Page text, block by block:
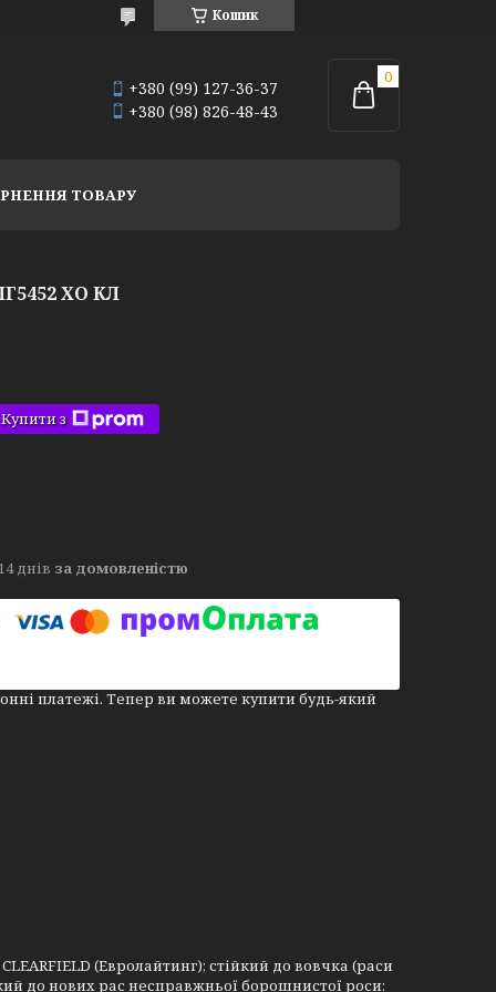
Кошик
+380 (99) 127-36-37
+380 (98) 826-48-43
ТОВАРУ
ХО КЛ
Купити з
днів за домовленістю
платежі. Тепер ви можете купити будь-який
(Евролайтинг); стійкий до вовчка (раси
до нових рас несправжньої борошнистої роси;